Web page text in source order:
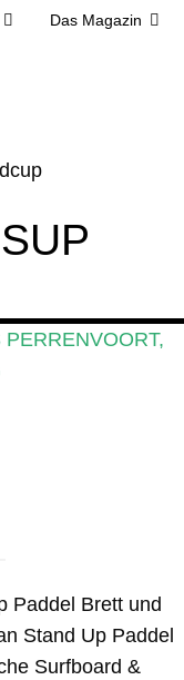
Das Magazin
PERRENVOORT,
Paddel Brett und
Stand Up Paddel
Surfboard &